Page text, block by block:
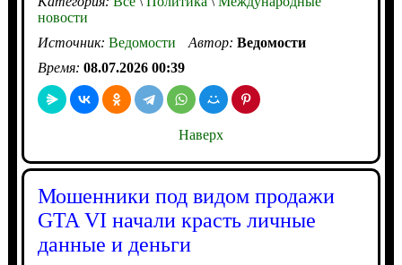
новости
Источник: Ведомости Автор: Ведомости
Время: 08.07.2026 00:39
Наверх
Мошенники под видом продажи
GTA VI начали красть личные
данные и деньги